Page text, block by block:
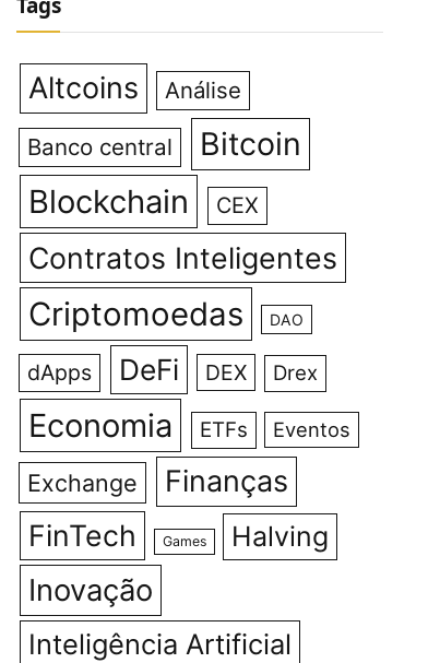
Tags
Altcoins Análise
Banco central
Bitcoin
Blockchain
CEX
Contratos Inteligentes
Criptomoedas DAO
dApps DeFi DEX Drex
Economia ETFs Eventos
Exchange Finanças
FinTech Games Halving
Inovação
Inteligência Artificial